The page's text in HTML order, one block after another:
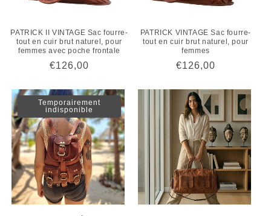
PATRICK II VINTAGE Sac fourre-
tout en cuir brut naturel, pour
femmes avec poche frontale
Prix
€126,00
PATRICK VINTAGE Sac fourre-
tout en cuir brut naturel, pour
femmes
Prix
€126,00
Temporairement
indisponible